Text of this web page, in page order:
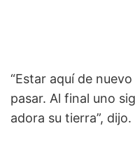
“Estar aquí de
pasar. Al final uno
adora su tierra”, dijo.